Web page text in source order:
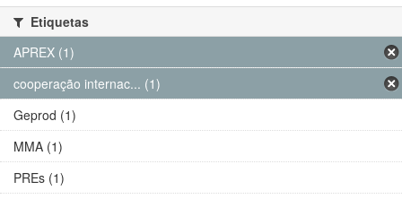
Etiquetas
APREX (1)
cooperação internac... (1)
Geprod (1)
MMA (1)
PREs (1)